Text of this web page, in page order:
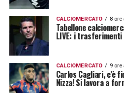
CALCIOMERCATO 8 ore
Tabellone
LIVE: i
CALCIOMERCATO 9 ore
Carlos Cagliari, c’è
Nizza! Si lavora a